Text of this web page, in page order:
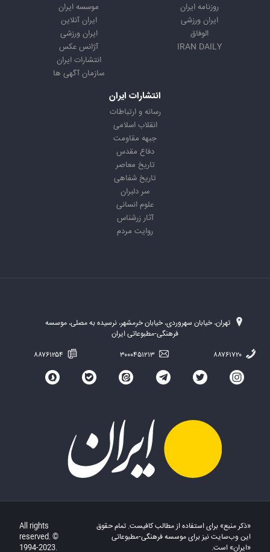
روزنامه ایران
ایران ورزشی
الوفاق
IRAN DAILY
موسسه ایران
ایران آنلاین
ایران ورزشی
آژانس عکس
انتشارات ایران
سازمان آگهی ها
انتشارات ایران
رسانه و ارتباطات
انقلاب اسلامی
جبهه مقاومت
دفاع مقدس
تاریخ معاصر
تاریخ شفاهی
سر دلبران
علوم انسانی
آثار زرشناس
روایت مردم
تهران، خیابان سهروردی، خیابان خرمشهر، نرسیده به مصلی، موسسه
فرهنگی-مطبوعاتی ایران
«ذکر منبع» برای استفاده از مطالب کافیست. تمام حقوق
این وب‌سایت نیز برای موسسه فرهنگی-مطبوعاتی
«ایران» است.
All rights
reserved. ©
1994-2023.